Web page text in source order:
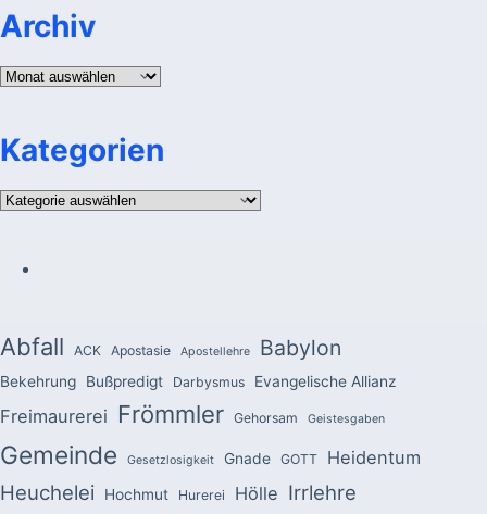
Archiv
Archiv
Kategorien
Kategorien
Abfall ACK Apostasie Apostellehre Babylon
Bekehrung Bußpredigt Darbysmus Evangelische Allianz
Freimaurerei Frömmler Gehorsam Geistesgaben
Gemeinde Gesetzlosigkeit Gnade GOTT Heidentum
Heuchelei Hochmut Hurerei Hölle Irrlehre